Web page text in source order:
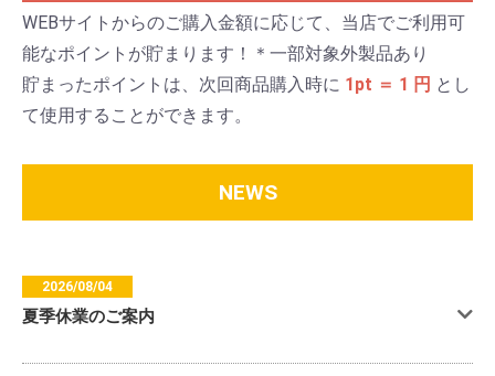
WEBサイトからのご購入金額に応じて、当店でご利用可
能なポイントが貯まります！＊一部対象外製品あり
貯まったポイントは、次回商品購入時に 1pt ＝ 1 円 とし
て使用することができます。
NEWS
2026/08/04
夏季休業のご案内